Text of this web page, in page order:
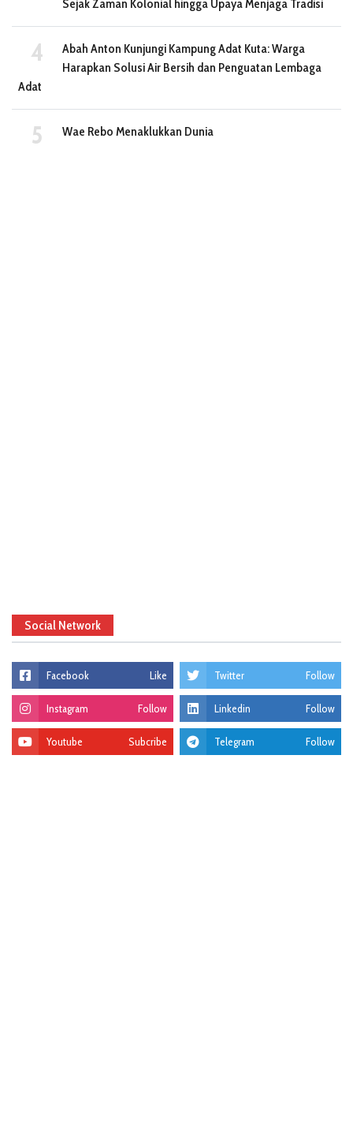
Sejak Zaman Kolonial hingga Upaya Menjaga Tradisi
Abah Anton Kunjungi Kampung Adat Kuta: Warga
Harapkan Solusi Air Bersih dan Penguatan Lembaga
Adat
Wae Rebo Menaklukkan Dunia
Social Network
Facebook Like Twitter Follow
Instagram Follow Linkedin Follow
Youtube Subcribe Telegram Follow